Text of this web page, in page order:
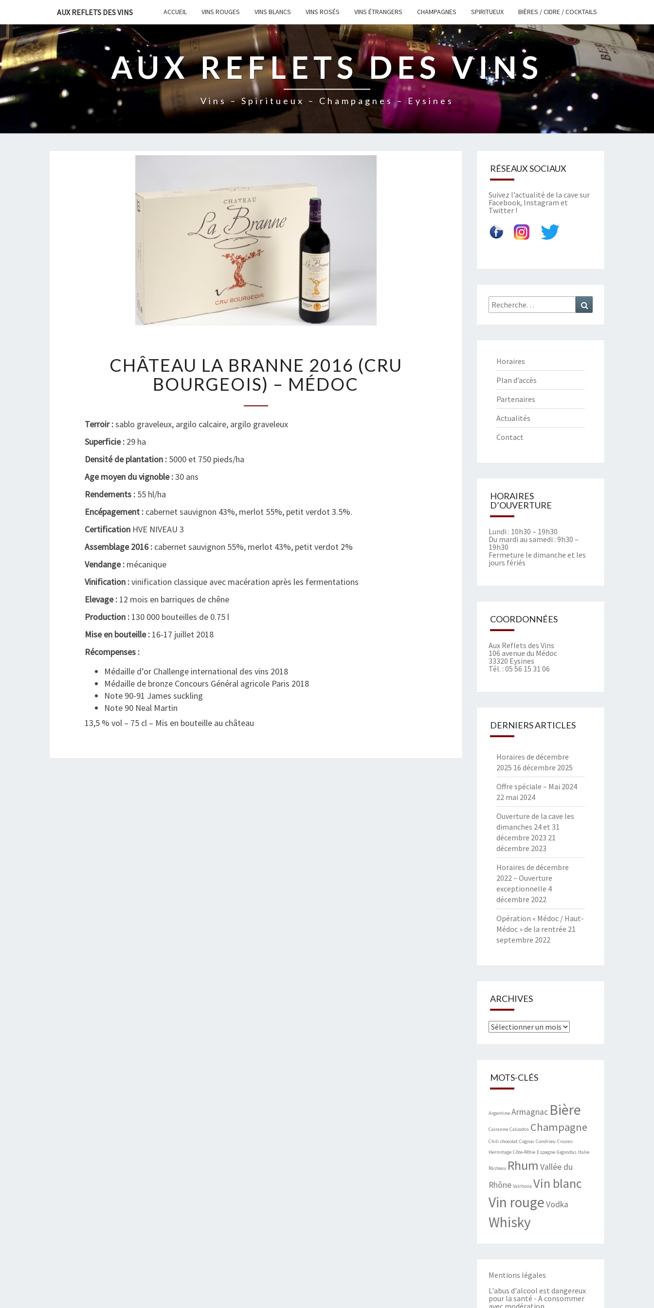
AUX REFLETS DES VINS ACCUEIL VINS ROUGES VINS BLANCS VINS ROSÉS VINS ÉTRANGERS CHAMPAGNES SPIRITUEUX BIÈRES / CIDRE / COCKTAILS
AUX REFLETS DES VINS
Vins – Spiritueux – Champagnes – Eysines
H
Â
T
U
N
0
(
R
G
CHÂTEAU LA BRANNE 2016 (CRU
BOURGEOIS) – MÉDOC
Terroir :sablo graveleux, argilo calcaire, argilo graveleux
Superficie : 29 ha
Densité de plantation : 5000 et 750 pieds/ha
Age moyen du vignoble :30 ans
Rendements : 55 hl/ha
Encépagement : cabernet sauvignon 43%, merlot 55%, petit verdot 3.5%.
Certification HVE NIVEAU 3
Assemblage 2016 : cabernet sauvignon 55%, merlot 43%, petit verdot 2%
Vendange : mécanique
Vinification :vinification classique avec macération après les fermentations
Elevage : 12 mois en barriques de chêne
Production : 130 000 bouteilles de 0.75 l
Mise en bouteille : 16-17 juillet 2018
Récompenses :
Médaille d’or Challenge international des vins 2018
Médaille de bronze Concours Général agricole Paris 2018
Note 90-91 James suckling
Note 90 Neal Martin
13,5 % vol – 75 cl – Mis en bouteille au château
RÉSEAUX SOCIAUX
Suivez l’actualité de la cave sur
Facebook, Instagram et
Twitter!
Recherche
:
Horaires
Plan d’accès
Partenaires
Actualités
Contact
HORAIRES
D’OUVERTURE
Lundi : 10h30 – 19h30
Du mardi au samedi : 9h30 –
19h30
Fermeture le dimanche et les
jours fériés
COORDONNÉES
Aux Reflets des Vins
106 avenue du Médoc
33320 Eysines
Tél. : 05 56 15 31 06
DERNIERS ARTICLES
Horaires de décembre
2025 16 décembre 2025
Offre spéciale – Mai 2024
22 mai 2024
Ouverture de la cave les
dimanches 24 et 31
décembre 2023 21
décembre 2023
Horaires de décembre
2022 – Ouverture
exceptionnelle 4
décembre 2022
Opération « Médoc / Haut-
Médoc » de la rentrée 21
septembre 2022
ARCHIVES
Archives
MOTS-CLÉS
Argentine Armagnac Bière
Cairanne Calvados Champagne
Chili chocolat Cognac Condrieu Crozes-
Hermitage Côte-Rôtie Espagne Gigondas Italie
Rasteau Rhum Vallée du
Rhône Valrhona Vin blanc
Vin rougeVodka
Whisky
Mentions légales
L'abus d'alcool est dangereux
pour la santé - A consommer
avec modération